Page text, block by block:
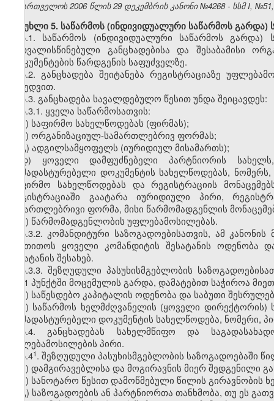
საქართველოს 2006 წლის 29 დეკემბრის კანონი №4268 - სსმ I,
მუხლი 5. საწარმოს (ინდივიდუალური საწარმოს გარდა)
5.1. საწარმოს (ინდივიდუალური საწარმოს
გათვალისწინებული განცხადებისა და შესაბამისი
დოკუმენტების წარდგენის საფუძველზე.
5.2. განცხადება შეიტანება რეგისტრაციაზე
მიხედვით.
5.3. განცხადება სავალდებულო წესით უნდა შეიცავდეს:
5.3.1. ყველა საწარმოსათვის:
ა) საფირმო სახელწოდებას (ფირმას);
ბ) ორგანიზაციულ-სამართლებრივ ფორმას;
გ) ადგილსამყოფელს (იურიდიულ მისამართს);
დ) ყოველი დამფუძნებელი პარტნიორის
დამადასტურებელი დოკუმენტის სახელწოდებას,
საფირმო სახელწოდებას და რეგისტრაციის
რეგისტრაციაში გაატარა იურიდიული პირი,
სამართლებრივი ფორმა, მისი წარმომადგენლის
ე) წარმომადგენლობის უფლებამოსილებას.
5.3.2. კომანდიტური საზოგადოებისათვის, ამ
მიეთითოს ყოველი კომანდიტის შესატანის
შენატანის შესახებ.
5.3.3. შეზღუდული პასუხისმგებლობის
5.3.1 პუნქტში მოცემულის გარდა, დამატებით საჭიროა
ა) საწესდებო კაპიტალის ოდენობა და საბუთი
ბ) საწარმოს ხელმძღვანელის (ყოველი
დამადასტურებელი დოკუმენტის სახელწოდება, ნომერი,
5.4. განცხადებას სახელმწიფო და
უფლებამოსილების პირი.
5.4​1. შეზღუდული პასუხისმგებლობის საზოგადოებაში
ა) დამგირავებლისა და მოგირავნის მიერ შედგენილი
ბ) სანოტარო წესით დამოწმებული წილის გირავნობის
გ) საზოგადოების ან პარტნიორთა თანხმობა, თუ ეს